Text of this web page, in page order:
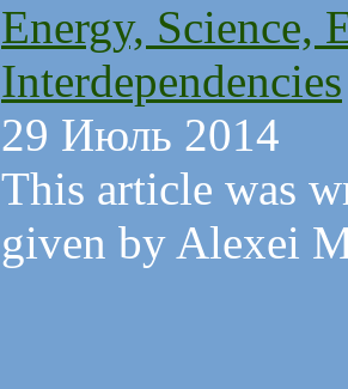
Energy, Science,
Interdependencies
29 Июль 2014
This article was
given by Alexei